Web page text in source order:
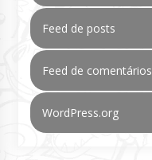
Feed de posts
Feed de comentários
WordPress.org